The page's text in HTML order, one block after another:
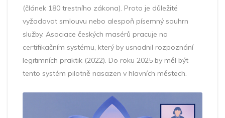
(článek 180 trestního zákona). Proto je důležité
vyžadovat smlouvu nebo alespoň písemný souhrn
služby. Asociace českých masérů pracuje na
certifikačním systému, který by usnadnil rozpoznání
legitimních praktik (2022). Do roku 2025 by měl být
tento systém pilotně nasazen v hlavních městech.